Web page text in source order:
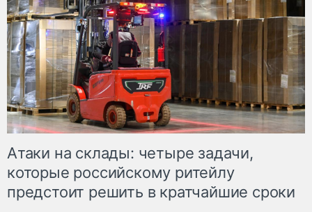
Атаки на склады: четыре задачи,
которые российскому ритейлу
предстоит решить в кратчайшие сроки